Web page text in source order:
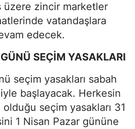
üzere zincir marketler
vatandaşlara
edecek.
SEÇİM YASAKLARI
seçim yasakları sabah
başlayacak. Herkesin
seçim yasakları 31
1 Nisan Pazar gününe